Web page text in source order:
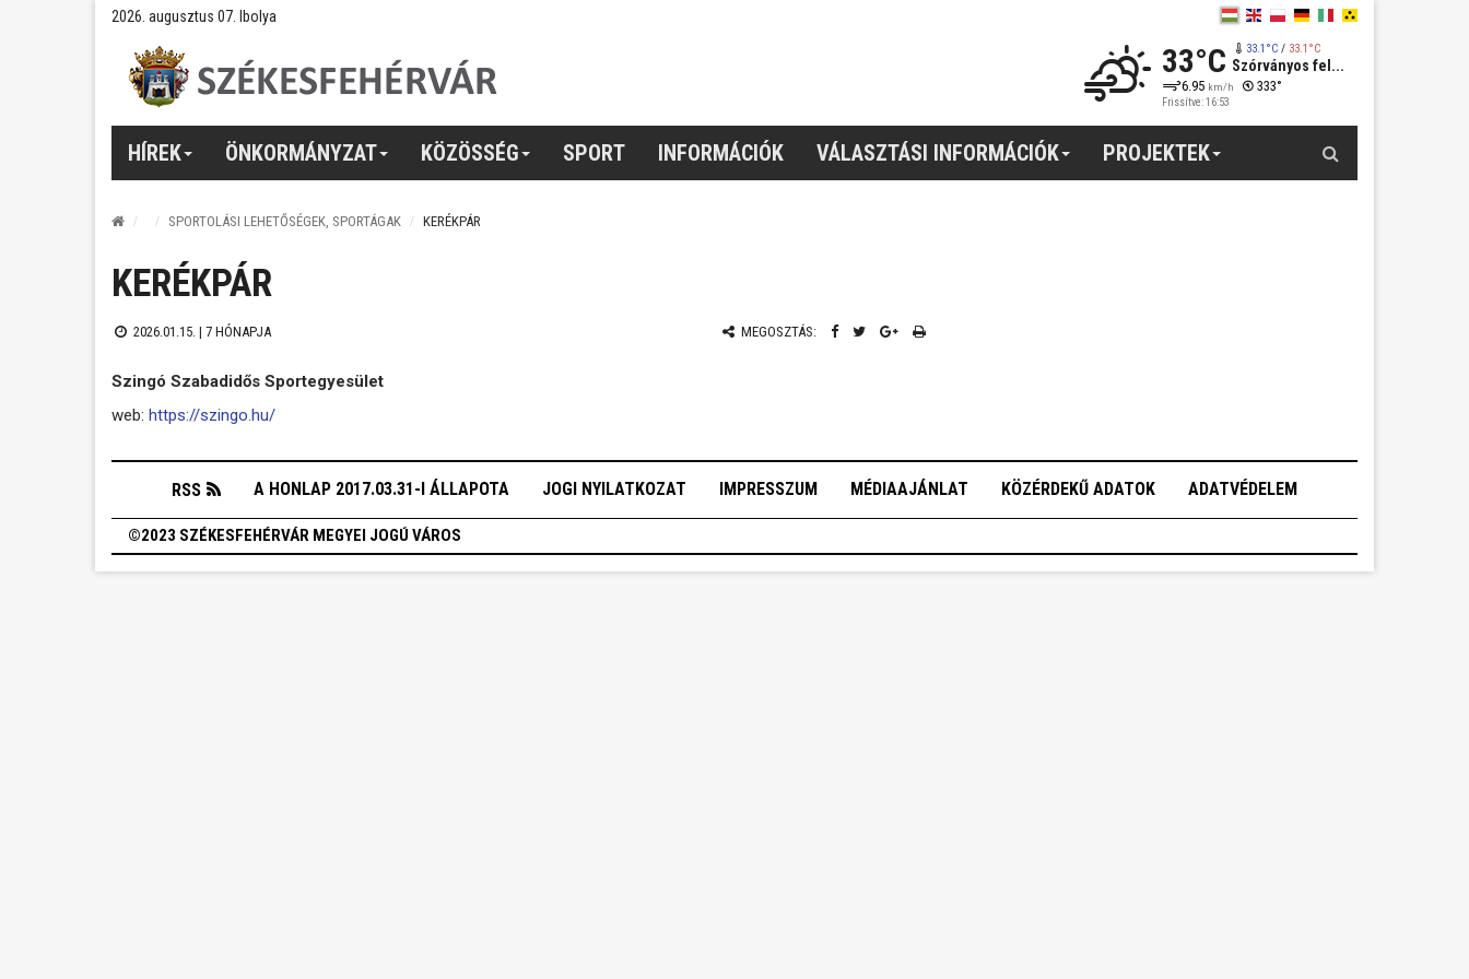
2026. augusztus 07. Ibolya
33°C 33.1°C/ 33.1°C
Szórványos fel...
6.95 km/h 333°
Frissítve: 16:53
HÍREK ÖNKORMÁNYZAT KÖZÖSSÉG SPORT INFORMÁCIÓK VÁLASZTÁSI INFORMÁCIÓK PROJEKTEK
SPORTOLÁSI LEHETŐSÉGEK, SPORTÁGAK KERÉKPÁR
KERÉKPÁR
2026.01.15. | 7 HÓNAPJA MEGOSZTÁS:
Szingó Szabadidős Sportegyesület
web: https://szingo.hu/
RSS A HONLAP 2017.03.31-I ÁLLAPOTA JOGI NYILATKOZAT IMPRESSZUM MÉDIAAJÁNLAT KÖZÉRDEKŰ ADATOK ADATVÉDELEM
©2023 SZÉKESFEHÉRVÁR MEGYEI JOGÚ VÁROS